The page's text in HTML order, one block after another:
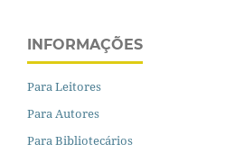
INFORMAÇÕES
Para Leitores
Para Autores
Para Bibliotecários